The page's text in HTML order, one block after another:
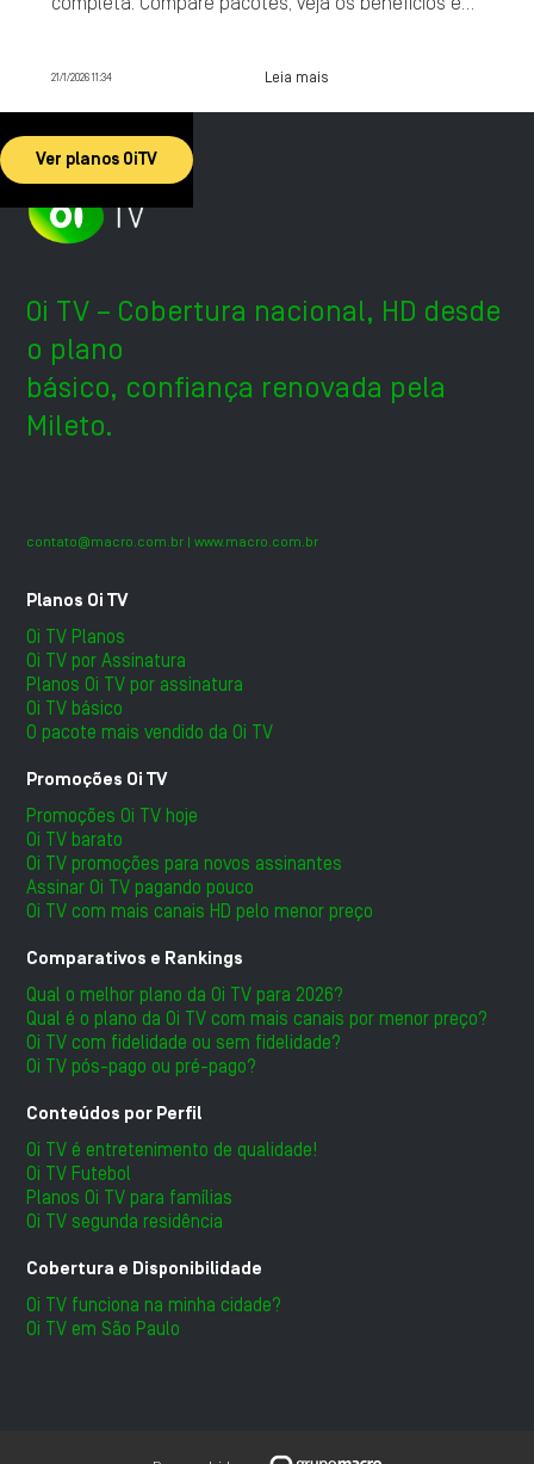
21/1/2026 11:34 Leia mais
Ver planos OiTV
Oi TV – Cobertura nacional, HD desde
o plano
básico, confiança renovada pela
Mileto.
contato@macro.com.br | www.macro.com.br
Planos Oi TV
Oi TV Planos
Oi TV por Assinatura
Planos Oi TV por assinatura
Oi TV básico
O pacote mais vendido da Oi TV
Promoções Oi TV
Promoções Oi TV hoje
Oi TV barato
Oi TV promoções para novos assinantes
Assinar Oi TV pagando pouco
Oi TV com mais canais HD pelo menor preço
Comparativos e Rankings
Qual o melhor plano da Oi TV para 2026?
Qual é o plano da Oi TV com mais canais por menor preço?
Oi TV com fidelidade ou sem fidelidade?
Oi TV pós-pago ou pré-pago?
Conteúdos por Perfil
Oi TV é entretenimento de qualidade!
Oi TV Futebol
Planos Oi TV para famílias
Oi TV segunda residência
Cobertura e Disponibilidade
Oi TV funciona na minha cidade?
Oi TV em São Paulo